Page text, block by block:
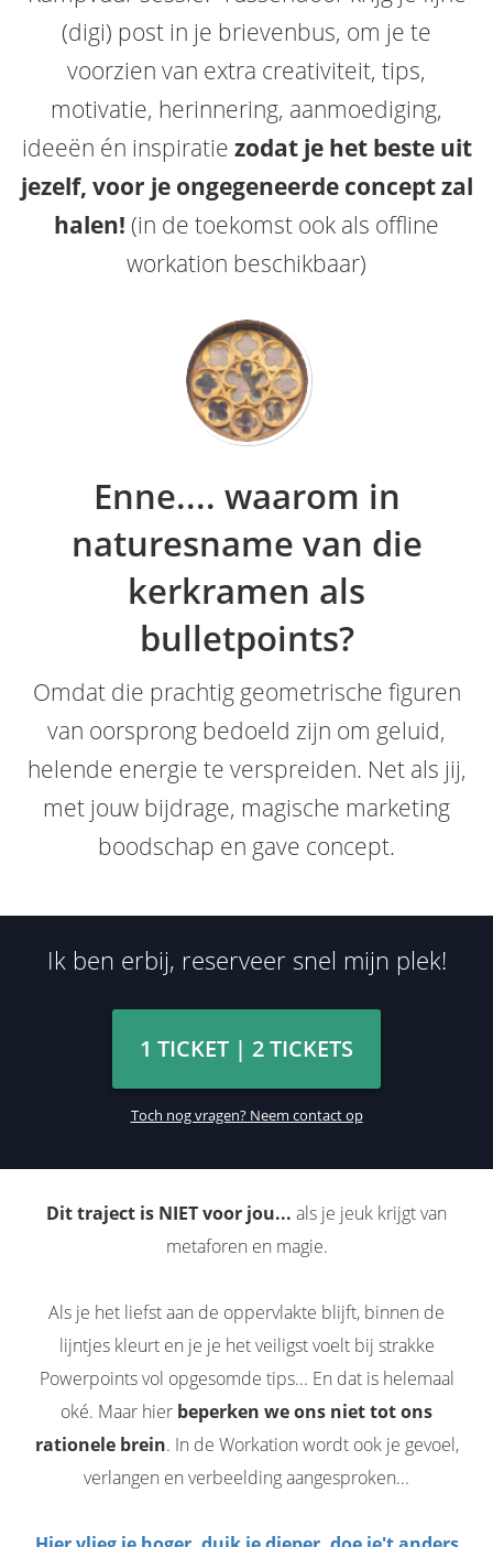
(digi) post in je brievenbus, om je te
voorzien van extra creativiteit, tips,
motivatie, herinnering, aanmoediging,
ideeën én inspiratie zodat je het beste uit
jezelf, voor je ongegeneerde concept zal
halen! (in de toekomst ook als offline
workation beschikbaar)
Enne.... waarom in
naturesname van die
kerkramen als
bulletpoints?
Omdat die prachtig geometrische figuren
van oorsprong bedoeld zijn om geluid,
helende energie te verspreiden. Net als jij,
met jouw bijdrage, magische marketing
boodschap en gave concept.
Ik ben erbij, reserveer snel mijn plek!
1 TICKET | 2 TICKETS
Toch nog vragen? Neem contact op
Dit traject is NIET voor jou... als je jeuk krijgt van
metaforen en magie.
Als je het liefst aan de oppervlakte blijft, binnen de
lijntjes kleurt en je je het veiligst voelt bij strakke
Powerpoints vol opgesomde tips... En dat is helemaal
oké. Maar hier beperken we ons niet tot ons
rationele brein. In de Workation wordt ook je gevoel,
verlangen en verbeelding aangesproken...